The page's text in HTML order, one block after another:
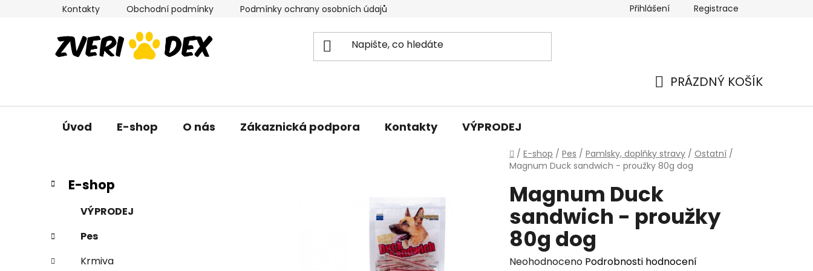
Kontakty Obchodní podmínky Podmínky ochrany osobních údajů Přihlášení Registrace
PRÁZDNÝ KOŠÍK
Úvod E-shop O nás Zákaznická podpora Kontakty VÝPRODEJ
Domů
/ E-shop / Pes / Pamlsky, doplňky stravy / Ostatní /
Magnum Duck sandwich - proužky 80g dog
P
r
a
Přeskočit
kategorie
K
a
g
o
r
E-shop
VÝPRODEJ
Pes
Krmiva
Magnum Duck
sandwich - proužky
80g dog
Průměrné
Neohodnoceno Podrobnosti hodnocení